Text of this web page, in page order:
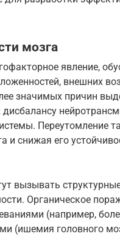
мозга
явление,
внешних
значимых причин
Переутомление
и снижая его
вызывать
Органическое
(например,
(ишемия головного